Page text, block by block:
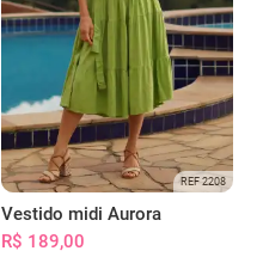
REF 2208
Vestido midi Aurora
R$ 189,00